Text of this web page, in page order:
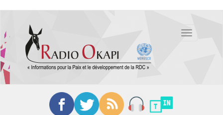
contenu
principal
Toggle